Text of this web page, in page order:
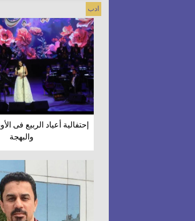
ادب
إحتفالية أعياد الربيع فى
والبهجة